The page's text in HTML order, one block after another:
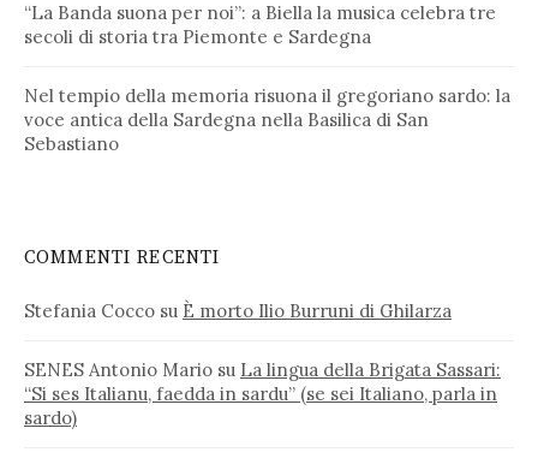
“La Banda suona per noi”: a Biella la musica celebra tre
secoli di storia tra Piemonte e Sardegna
Nel tempio della memoria risuona il gregoriano sardo: la
voce antica della Sardegna nella Basilica di San
Sebastiano
COMMENTI RECENTI
Stefania Cocco su È morto Ilio Burruni di Ghilarza
SENES Antonio Mario su La lingua della Brigata Sassari:
“Si ses Italianu, faedda in sardu” (se sei Italiano, parla in
sardo)